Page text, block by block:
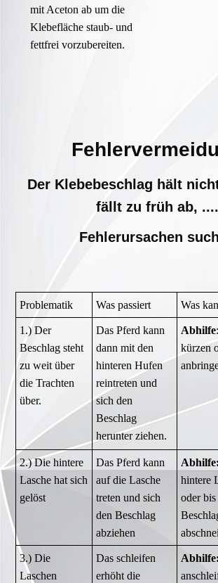
mit Aceton ab um die
Klebefläche staub- und
fettfrei vorzubereiten.
Der Klebebeschlag hält
fällt zu früh ab, ....
Fehlerursachen
Problematik Was passiert Was
1.) Der
Beschlag steht
zu weit über
die Trachten
über.
Das Pferd kann
dann mit den
hinteren Hufen
reintreten und
sich den
Beschlag
herunter ziehen.
Abhilfe
kürzen
2.) Die hintere
Lasche hat sich
gelöst
Das Pferd kann
auf die Lasche
treten und sich
den Beschlag
abziehen
Abhilfe:
hintere
oder
3.) Die
Laschen
Das schleifen
erhöht die
Abhilfe: